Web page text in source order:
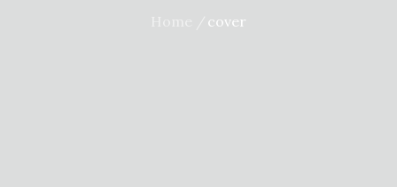
cover